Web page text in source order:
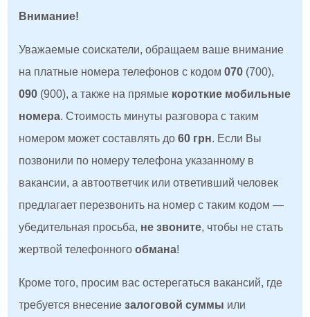
Внимание!
Уважаемые соискатели, обращаем ваше внимание
на платные номера телефонов с кодом070 (700),
090 (900), а также на прямые короткие мобильные
номера. Стоимость минуты разговора с таким
номером может составлять до60 грн. Если Вы
позвонили по номеру телефона указанному в
вакансии, а автоответчик или ответивший человек
предлагает перезвонить на номер с таким кодом —
убедительная просьба, не звоните, чтобы не стать
жертвой телефонногообмана!
Кроме того, просим вас остерегаться вакансий, где
требуется внесениезалоговой суммы или